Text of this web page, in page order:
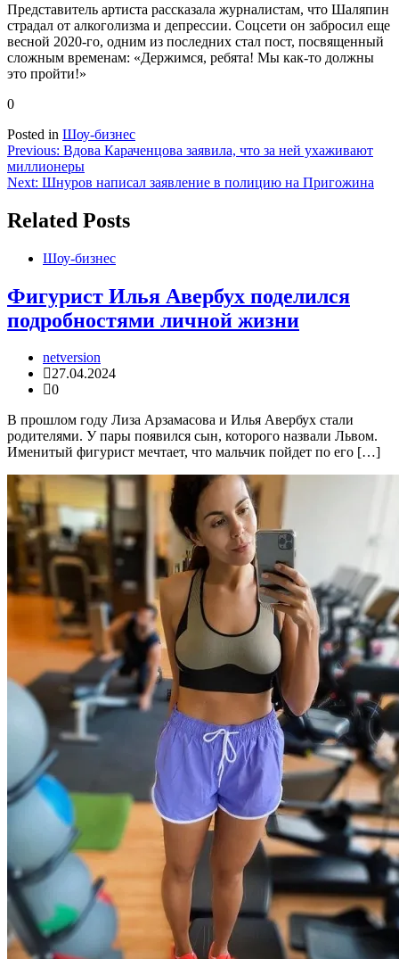
Представитель артиста рассказала журналистам, что Шаляпин
страдал от алкоголизма и депрессии. Соцсети он забросил еще
весной 2020-го, одним из последних стал пост, посвященный
сложным временам: «Держимся, ребята! Мы как-то должны
это пройти!»
0
Posted in Шоу-бизнес
Навигация
по
Previous: Вдова Караченцова заявила, что за ней ухаживают
миллионеры
Next: Шнуров написал заявление в полицию на Пригожина
Related Posts
Шоу-бизнес
Фигурист Илья Авербух поделился
подробностями личной жизни
netversion
27.04.2024
0
В прошлом году Лиза Арзамасова и Илья Авербух стали
родителями. У пары появился сын, которого назвали Львом.
Именитый фигурист мечтает, что мальчик пойдет по его […]